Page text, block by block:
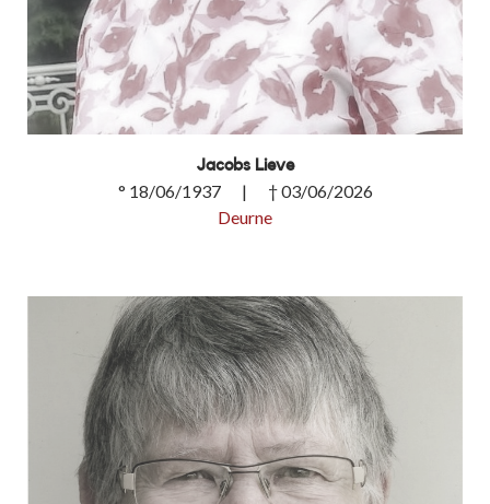
Jacobs Lieve
Jacobs Lieve
° 18/06/1937 | † 03/06/2026
Deurne